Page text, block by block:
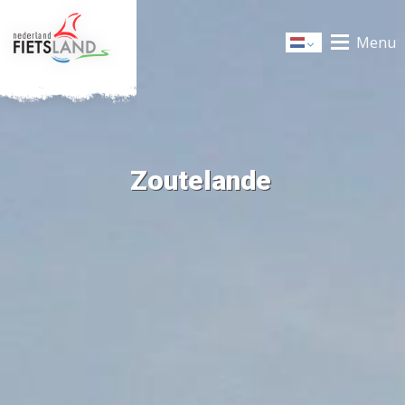
Dutch Menu
Zoutelande